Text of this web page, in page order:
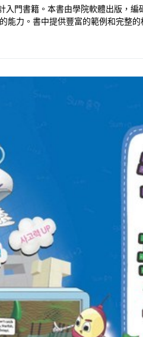
門書籍。本書由學院軟體出版，
力。書中提供豐富的範例和完整